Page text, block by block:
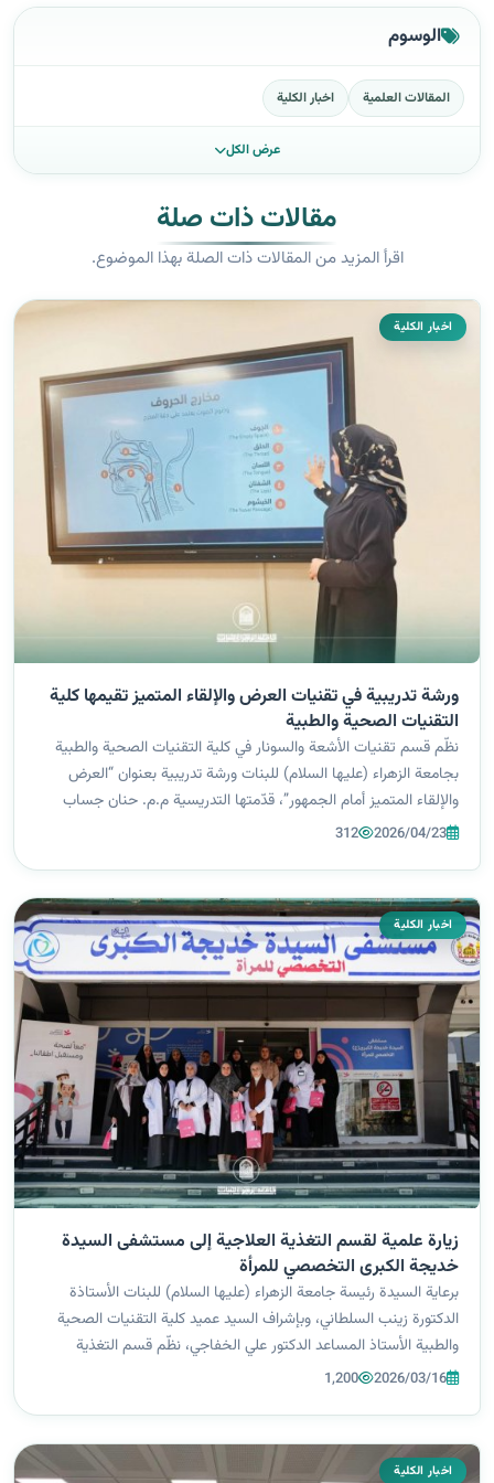
الوسوم
المقالات العلمية اخبار الكلية
عرض الكل
مقالات ذات صلة
اقرأ المزيد من المقالات ذات الصلة بهذا الموضوع.
اخبار الكلية
ورشة تدريبية في تقنيات العرض والإلقاء المتميز تقيمها كلية
التقنيات الصحية والطبية
نظّم قسم تقنيات الأشعة والسونار في كلية التقنيات الصحية والطبية
بجامعة الزهراء (عليها السلام) للبنات ورشة تدريبية بعنوان “العرض
والإلقاء المتميز أمام الجمهور”، قدّمتها التدريسية م.م. حنان جساب
محمد، بهدف تطوير مهارات الطالبات في التواصل الفعّال والتقديم
2026/04/23
312
اخبار الكلية
زيارة علمية لقسم التغذية العلاجية إلى مستشفى السيدة
خديجة الكبرى التخصصي للمرأة
برعاية السيدة رئيسة جامعة الزهراء (عليها السلام) للبنات الأستاذة
الدكتورة زينب السلطاني، وبإشراف السيد عميد كلية التقنيات الصحية
والطبية الأستاذ المساعد الدكتور علي الخفاجي، نظّم قسم التغذية
العلاجية في الكلية زيارة علمية إلى مستشفى السيدة خديجة الكبرى
2026/03/16
1,200
اخبار الكلية